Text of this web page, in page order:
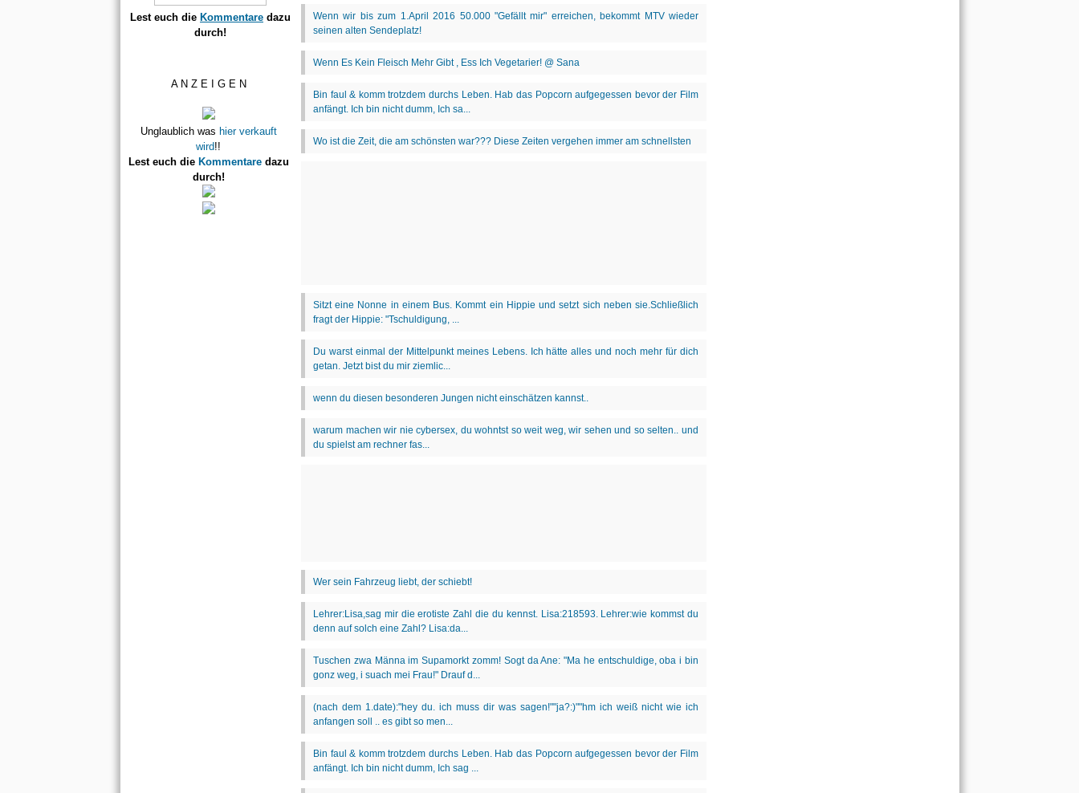
Lest euch die Kommentare dazu
durch!
A N Z E I G E N
Unglaublich was hier verkauft
wird!!
Lest euch die Kommentaredazu
durch!